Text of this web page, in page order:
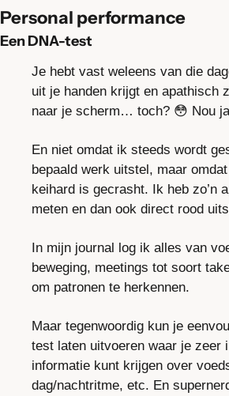
Personal performance
Een DNA-test
Je hebt vast weleens van die
uit je handen krijgt en apathisch
naar je scherm… toch? 😳 Nou
En niet omdat ik steeds wordt
bepaald werk uitstel, maar
keihard is gecrasht. Ik heb zo’n
meten en dan ook direct rood
In mijn journal log ik alles van
beweging, meetings tot soort
om patronen te herkennen.
Maar tegenwoordig kun je
test laten uitvoeren waar je zeer
informatie kunt krijgen over
dag/nachtritme, etc. En